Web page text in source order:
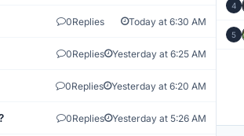
0Replies Today at 6:30 AM
0Replies Yesterday at 6:25 AM
0Replies Yesterday at 6:20 AM
0Replies Yesterday at 5:26 AM
4
5